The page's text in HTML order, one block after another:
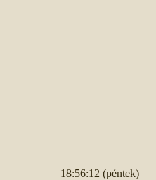
18:56:12 (péntek)